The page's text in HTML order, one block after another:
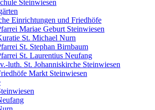
Steinwiesen
Einrichtungen und Friedhöfe
Mariae Geburt Steinwiesen
St. Michael Nurn
St. Stephan Birnbaum
St. Laurentius Neufang
luth. St. Johanniskirche Steinwiesen
Markt Steinwiesen